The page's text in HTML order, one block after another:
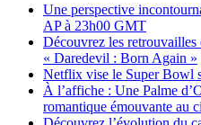
Une perspective
AP à 23h00 GMT
Découvrez les
« Daredevil : Born Again »
Netflix vise le Super Bowl
À l’affiche : Une Palme
romantique émouvante au